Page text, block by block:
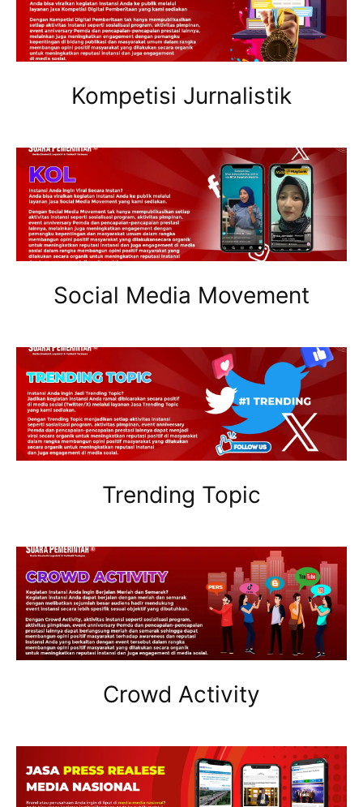
Kompetisi Jurnalistik
Social Media Movement
Trending Topic
Crowd Activity